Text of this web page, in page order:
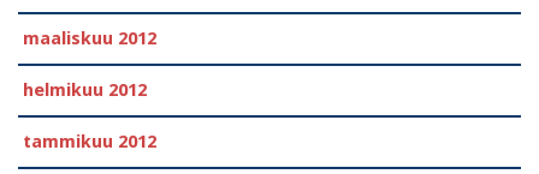
maaliskuu 2012
helmikuu 2012
tammikuu 2012